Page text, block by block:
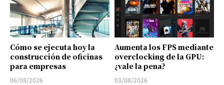
Cómo se ejecuta hoy la
construcción de oficinas
para empresas
06/08/2026
Aumenta los FPS mediante
overclocking de la GPU:
¿vale la pena?
03/08/2026